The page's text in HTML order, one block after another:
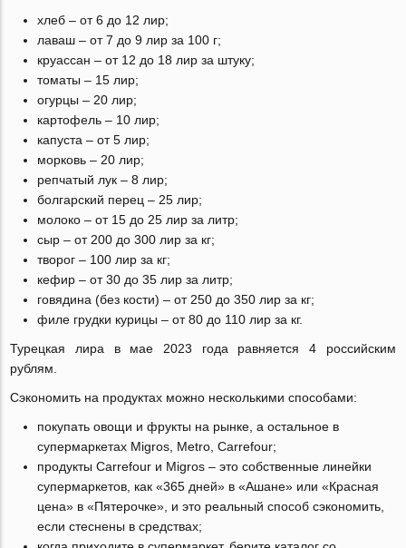
хлеб – от 6 до 12 лир;
лаваш – от 7 до 9 лир за 100 г;
круассан – от 12 до 18 лир за штуку;
томаты – 15 лир;
огурцы – 20 лир;
картофель – 10 лир;
капуста – от 5 лир;
морковь – 20 лир;
репчатый лук – 8 лир;
болгарский перец – 25 лир;
молоко – от 15 до 25 лир за литр;
сыр – от 200 до 300 лир за кг;
творог – 100 лир за кг;
кефир – от 30 до 35 лир за литр;
говядина (без кости) – от 250 до 350 лир за кг;
филе грудки курицы – от 80 до 110 лир за кг.
Турецкая лира в мае 2023 года равняется 4 российским
рублям.
Сэкономить на продуктах можно несколькими способами:
покупать овощи и фрукты на рынке, а остальное в
супермаркетах Migros, Metro, Carrefour;
продукты Carrefour и Migros – это собственные линейки
супермаркетов, как «365 дней» в «Ашане» или «Красная
цена» в «Пятерочке», и это реальный способ сэкономить,
если стеснены в средствах;